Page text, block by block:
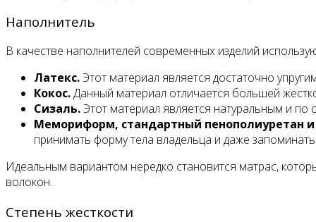
Наполнитель
В качестве наполнителей современных изделий
Латекс.Этот материал является достаточно
Кокос.Данный материал отличается большей
Сизаль.Этот материал является натуральным и
Мемориформ, стандартный пенополиуретан и
принимать форму тела владельца и даже
Идеальным вариантом нередко становится матрас,
волокон.
Степень жесткости